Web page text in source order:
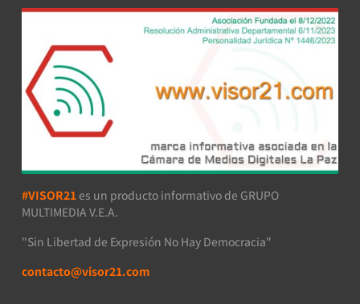
#VISOR21 es un producto informativo de GRUPO
MULTIMEDIA V.E.A.
"Sin Libertad de Expresión No Hay Democracia"
contacto@visor21.com